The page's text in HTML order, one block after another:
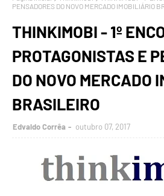
PENSADORES DO NOVO MERCADO IMOBILIÁRIO
THINKIMOBI - 1º
PROTAGONISTAS E
DO NOVO MERCADO
BRASILEIRO
Edvaldo Corrêa outubro 07, 2017